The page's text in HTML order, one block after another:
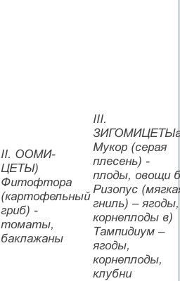
II. ООМИ-
ЦЕТЫ)
Фитофтора
(картофельный
гриб) -
томаты,
баклажаны
III.
Мукор (серая
плесень) -
плоды, овощи
Ризопус
гниль) – ягоды,
корнеплоды в)
Тампидиум –
ягоды,
корнеплоды,
клубни